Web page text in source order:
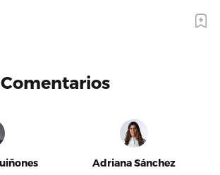
Adriana Sánchez